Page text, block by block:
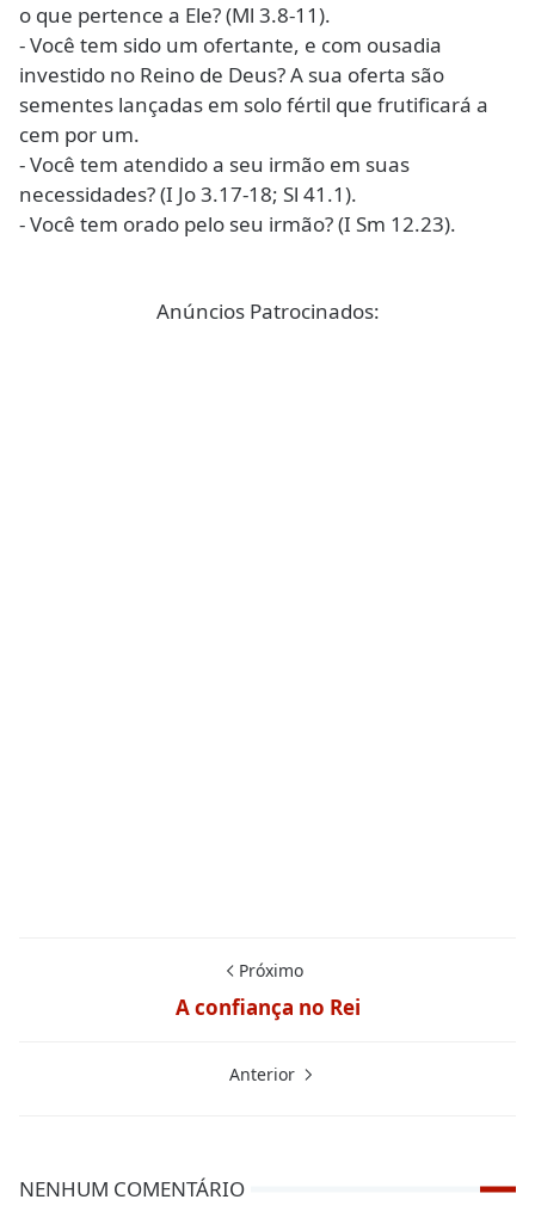
o que pertence a Ele? (Ml 3.8-11).
- Você tem sido um ofertante, e com ousadia
investido no Reino de Deus? A sua oferta são
sementes lançadas em solo fértil que frutificará a
cem por um.
- Você tem atendido a seu irmão em suas
necessidades? (I Jo 3.17-18; Sl 41.1).
- Você tem orado pelo seu irmão? (I Sm 12.23).
Anúncios Patrocinados:
Próximo
A confiança no Rei
Anterior
NENHUM COMENTÁRIO